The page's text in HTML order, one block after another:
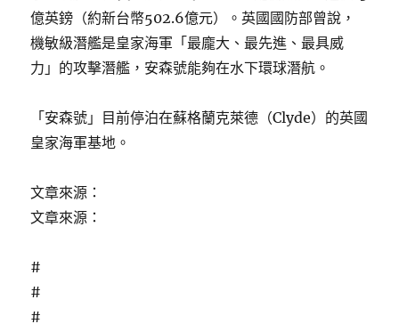
億英鎊（約新台幣502.6億元）。英國國防部曾說，
機敏級潛艦是皇家海軍「最龐大、最先進、最具威
力」的攻擊潛艦，安森號能夠在水下環球潛航。
「安森號」目前停泊在蘇格蘭克萊德（Clyde）的英國
皇家海軍基地。
文章來源：
文章來源：
#
#
#